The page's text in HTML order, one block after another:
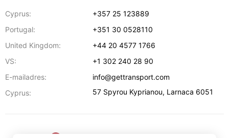
Cyprus:
+357 25 123889
Portugal:
+351 30 0528110
United Kingdom:
+44 20 4577 1766
VS:
+1 302 240 28 90
E-mailadres:
info@gettransport.com
Cyprus:
57 Spyrou Kyprianou, Larnaca 6051